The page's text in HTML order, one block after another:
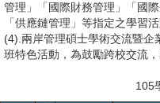
管理」「國際財務管理」「國
「供應鏈管理」等指定之學習活
(4).兩岸管理碩士學術交流暨企
班特色活動，為鼓勵跨校交流
105